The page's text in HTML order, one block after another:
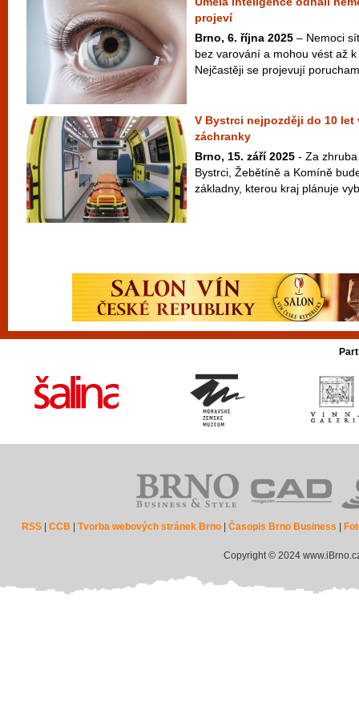
projeví
Brno, 6. října 2025 – Nemoci
bez varování a mohou vést až
Nejčastěji se projevují
V Bystrci nejpozději do 10 let
záchranky
Brno, 15. září 2025 - Za
Bystrci, Žebětíně a Komíně
základny, kterou kraj plánuje
RSS |CCB |Tvorba webových stránek Brno |Časopis Brno Business
Copyright © 2024